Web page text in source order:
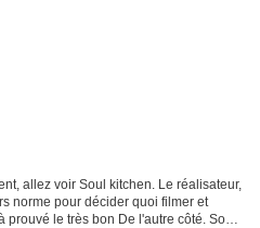
allez voir Soul kitchen. Le réalisateur,
norme pour décider quoi filmer et
le très bon De l'autre côté. Son